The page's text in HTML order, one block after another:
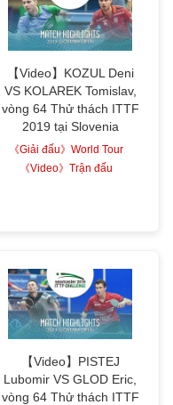
【Video】KOZUL Deni
VS KOLAREK Tomislav,
vòng 64 Thử thách ITTF
2019 tại Slovenia
《Giải đấu》World Tour
《Video》Trận đấu
【Video】PISTEJ
Lubomir VS GLOD Eric,
vòng 64 Thử thách ITTF